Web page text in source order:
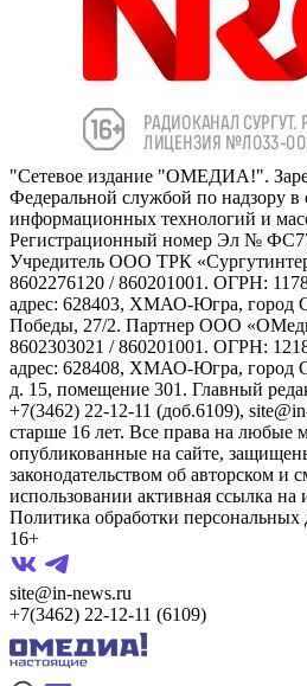
"Сетевое издание "ОМЕДИА!".
Федеральной службой по надзору в
информационных технологий и
Регистрационный номер Эл №
Учредитель ООО ТРК
8602276120 / 860201001. ОГРН:
адрес: 628403, ХМАО-Югра, город
Победы, 27/2. Партнер ООО
8602303021 / 860201001. ОГРН:
адрес: 628408, ХМАО-Югра, город
д. 15, помещение 301. Главный
+7(3462) 22-12-11 (доб.6109),
старше 16 лет. Все права на любые
опубликованные на сайте,
законодательством об авторском
использовании активная ссылка на
Политика обработки персональных
16+
site@in-news.ru
+7(3462) 22-12-11 (6109)